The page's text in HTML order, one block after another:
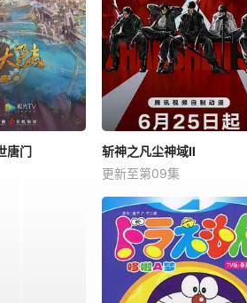
唐门
斩神之凡尘神域Ⅱ
更新至第09集